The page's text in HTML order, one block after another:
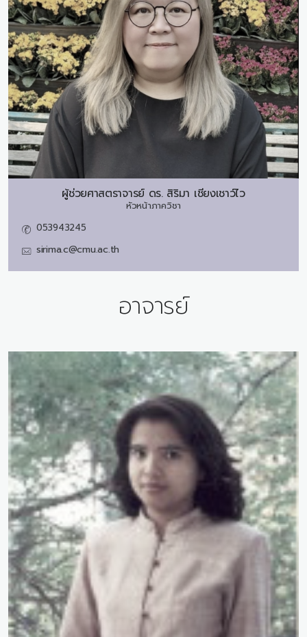
ผู้ช่วยศาสตราจารย์ ดร. สิริมา เชียงเชาว์ไว
หัวหน้าภาควิชา
053943245
sirima.c@cmu.ac.th
อาจารย์